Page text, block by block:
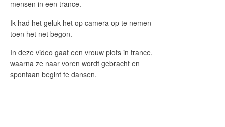
mensen in een trance.
Ik had het geluk het op camera op te nemen
toen het net begon.
In deze video gaat een vrouw plots in trance,
waarna ze naar voren wordt gebracht en
spontaan begint te dansen.